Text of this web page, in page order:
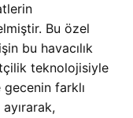
Bu özel
bu havacılık
teknolojisiyle
farklı